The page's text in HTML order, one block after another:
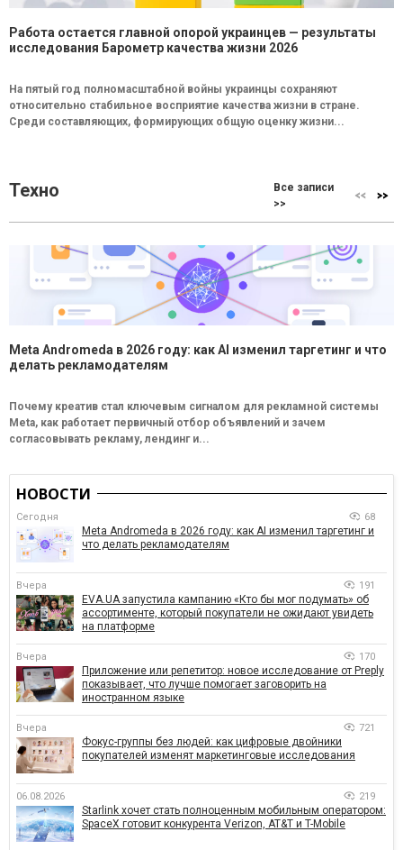
Работа остается главной опорой украинцев — результаты
исследования Барометр качества жизни 2026
На пятый год полномасштабной войны украинцы сохраняют
относительно стабильное восприятие качества жизни в стране.
Среди составляющих, формирующих общую оценку жизни...
Техно
Все записи
>>
Meta Andromeda в 2026 году: как AI изменил таргетинг и что
делать рекламодателям
Почему креатив стал ключевым сигналом для рекламной системы
Meta, как работает первичный отбор объявлений и зачем
согласовывать рекламу, лендинг и...
НОВОСТИ
Сегодня 68
Meta Andromeda в 2026 году: как AI изменил таргетинг и
что делать рекламодателям
Вчера 191
EVA.UA запустила кампанию «Кто бы мог подумать» об
ассортименте, который покупатели не ожидают увидеть
на платформе
Вчера 170
Приложение или репетитор: новое исследование от Preply
показывает, что лучше помогает заговорить на
иностранном языке
Вчера 721
Фокус-группы без людей: как цифровые двойники
покупателей изменят маркетинговые исследования
06.08.2026 219
Starlink хочет стать полноценным мобильным оператором:
SpaceX готовит конкурента Verizon, AT&T и T-Mobile